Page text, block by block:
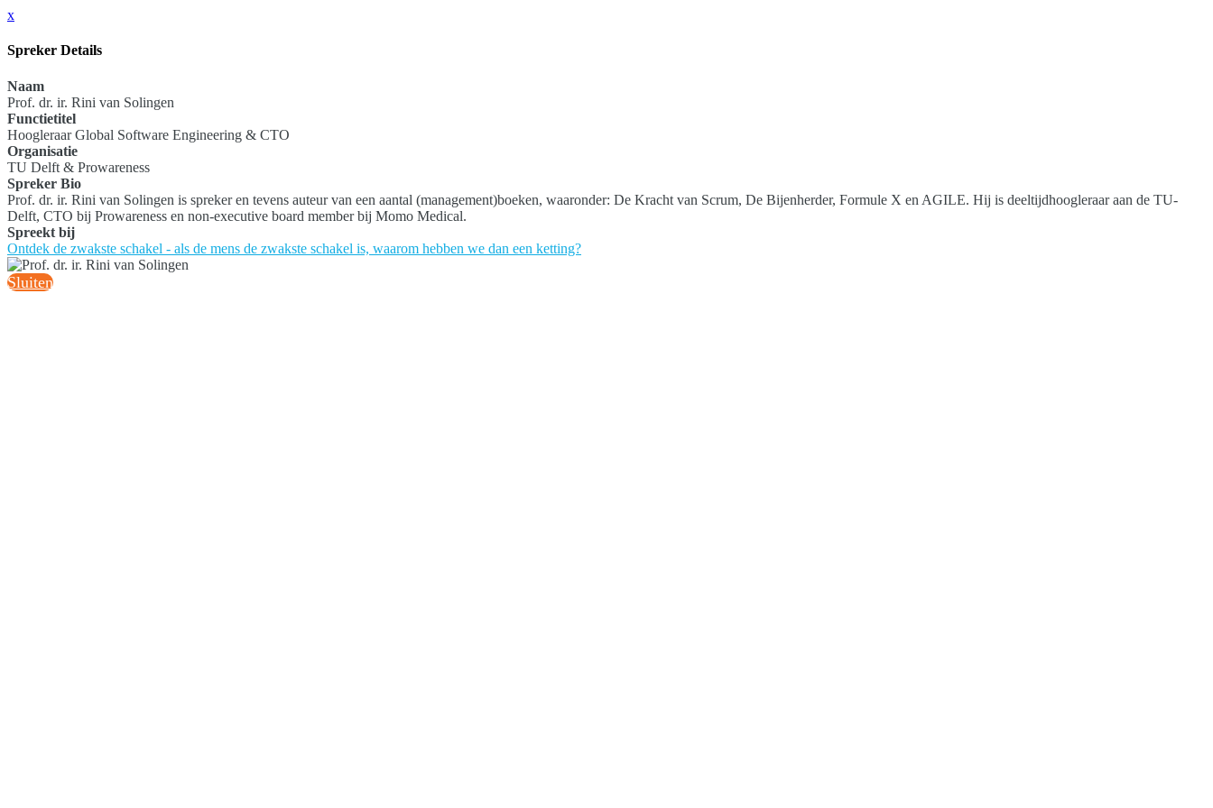
x
Spreker Details
Naam
Prof. dr. ir. Rini van Solingen
Functietitel
Hoogleraar Global Software Engineering & CTO
Organisatie
TU Delft & Prowareness
Spreker Bio
Prof. dr. ir. Rini van Solingen is spreker en tevens auteur van een aantal (management)boeken, waaronder: De Kracht van Scrum, De Bijenherder, Formule X en AGILE. Hij is deeltijdhoogleraar aan de TU-
Delft, CTO bij Prowareness en non-executive board member bij Momo Medical.
Spreekt bij
Ontdek de zwakste schakel - als de mens de zwakste schakel is, waarom hebben we dan een ketting?
Sluiten